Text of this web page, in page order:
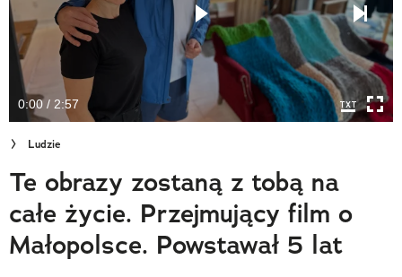
Sklep
Newsletter
Cuda Polski
Wielki Konkurs Fotograficzny
Trendbook Podróżniczy
Polecane
0:00 / 2:57
Ludzie
Te obrazy zostaną z tobą na
całe życie. Przejmujący film o
Małopolsce. Powstawał 5 lat